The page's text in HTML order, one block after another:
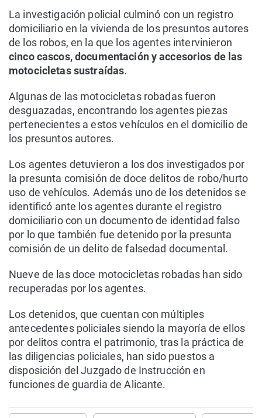
La investigación policial culminó con un registro
domiciliario en la vivienda de los presuntos autores
de los robos, en la que los agentes intervinieron
cinco cascos, documentación y accesorios de las
motocicletas sustraídas.
Algunas de las motocicletas robadas fueron
desguazadas, encontrando los agentes piezas
pertenecientes a estos vehículos en el domicilio de
los presuntos autores.
Los agentes detuvieron a los dos investigados por
la presunta comisión de doce delitos de robo/hurto
uso de vehículos. Además uno de los detenidos se
identificó ante los agentes durante el registro
domiciliario con un documento de identidad falso
por lo que también fue detenido por la presunta
comisión de un delito de falsedad documental.
Nueve de las doce motocicletas robadas han sido
recuperadas por los agentes.
Los detenidos, que cuentan con múltiples
antecedentes policiales siendo la mayoría de ellos
por delitos contra el patrimonio, tras la práctica de
las diligencias policiales, han sido puestos a
disposición del Juzgado de Instrucción en
funciones de guardia de Alicante.